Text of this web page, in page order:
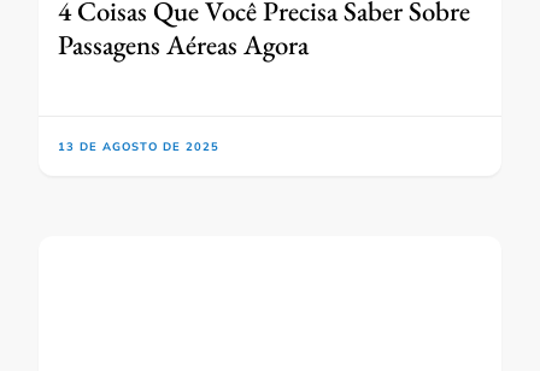
4 Coisas Que Você Precisa Saber Sobre
Passagens Aéreas Agora
13 DE AGOSTO DE 2025